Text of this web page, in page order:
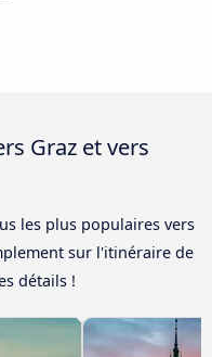
Graz et vers
les plus populaires vers
sur l'itinéraire de
détails !